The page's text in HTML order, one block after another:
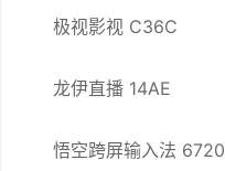
极视影视 C36C
龙伊直播 14AE
悟空跨屏输入法 6720